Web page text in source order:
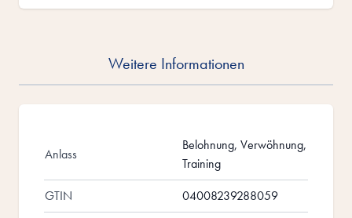
Weitere Informationen
Anlass
Belohnung, Verwöhnung,
Training
GTIN
04008239288059